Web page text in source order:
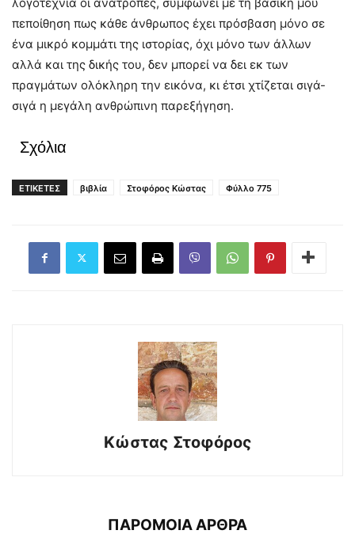
πεποίθηση πως κάθε άνθρωπος έχει πρόσβαση μόνο σε
ένα μικρό κομμάτι της ιστορίας, όχι μόνο των άλλων
αλλά και της δικής του, δεν μπορεί να δει εκ των
πραγμάτων ολόκληρη την εικόνα, κι έτσι χτίζεται σιγά-
σιγά η μεγάλη ανθρώπινη παρεξήγηση.
Σχόλια
ΕΤΙΚΕΤΕΣ βιβλία Στοφόρος Κώστας Φύλλο 775
Κώστας Στοφόρος
ΠΑΡΟΜΟΙΑ ΑΡΘΡΑ